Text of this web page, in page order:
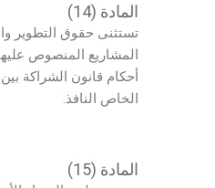
المادة (14)
تستثنى حقوق التطوير
المشاريع المنصوص
أحكام قانون الشراكة
الخاص النافذ.
المادة (15)